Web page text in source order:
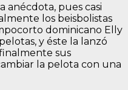
anécdota, pues casi
los beisbolistas
dominicano Elly
y éste la lanzó
sus
la pelota con una